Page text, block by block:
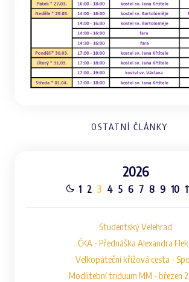
OSTATNÍ ČLÁNKY
2026
1 2 3 4 5 6 7 8 9 10
Studentský Velehrad
ČKA - Přednáška Alexandra
Velkopáteční křížová cesta -
Modlitební triduum MM - březen